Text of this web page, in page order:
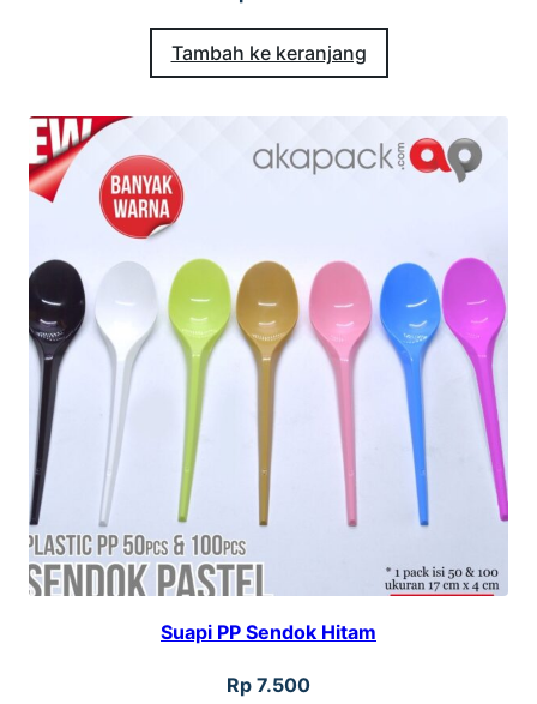
Tambah ke keranjang
Suapi PP Sendok Hitam
Rp 7.500